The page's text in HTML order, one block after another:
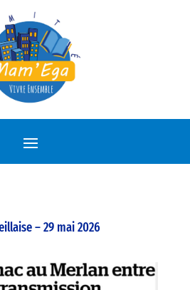
– 29 mai 2026